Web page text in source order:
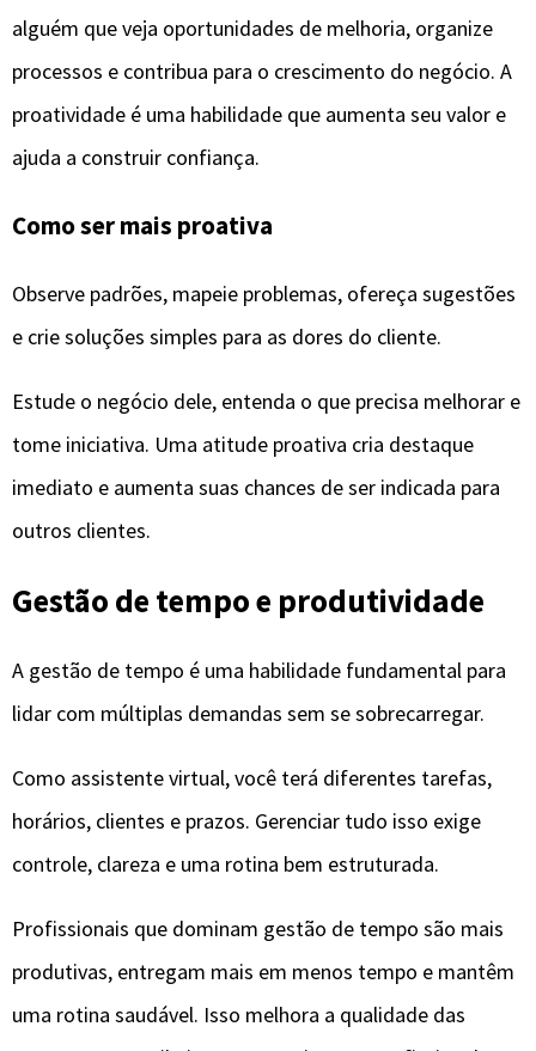
alguém que veja oportunidades de melhoria, organize
processos e contribua para o crescimento do negócio. A
proatividade é uma habilidade que aumenta seu valor e
ajuda a construir confiança.
Como ser mais proativa
Observe padrões, mapeie problemas, ofereça sugestões
e crie soluções simples para as dores do cliente.
Estude o negócio dele, entenda o que precisa melhorar e
tome iniciativa. Uma atitude proativa cria destaque
imediato e aumenta suas chances de ser indicada para
outros clientes.
Gestão de tempo e produtividade
A gestão de tempo é uma habilidade fundamental para
lidar com múltiplas demandas sem se sobrecarregar.
Como assistente virtual, você terá diferentes tarefas,
horários, clientes e prazos. Gerenciar tudo isso exige
controle, clareza e uma rotina bem estruturada.
Profissionais que dominam gestão de tempo são mais
produtivas, entregam mais em menos tempo e mantêm
uma rotina saudável. Isso melhora a qualidade das